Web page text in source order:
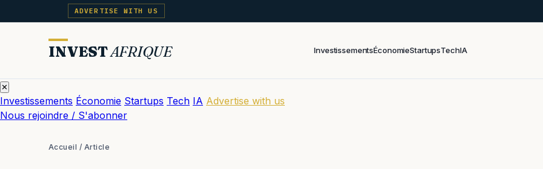
ADVERTISE WITH US
INVESTAFRIQUE InvestissementsÉconomieStartupsTechIA
✕
Investissements Économie Startups Tech IA Advertise with us
Nous rejoindre / S'abonner
Accueil / Article